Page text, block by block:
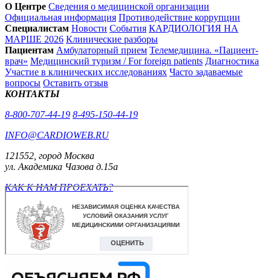
О Центре Сведения о медицинской организации
Официальная информация Противодействие коррупции
Специалистам Новости События КАРДИОЛОГИЯ НА
МАРШЕ 2026 Клинические разборы
Пациентам Амбулаторный прием Телемедицина. «Пациент-
врач» Медицинский туризм / For foreign patients Диагностика
Участие в клинических исследованиях Часто задаваемые
вопросы Оставить отзыв
КОНТАКТЫ
8-800-707-44-19 8-495-150-44-19
INFO@CARDIOWEB.RU
121552, город Москва
ул. Академика Чазова д.15а
КАК К НАМ ПРОЕХАТЬ?